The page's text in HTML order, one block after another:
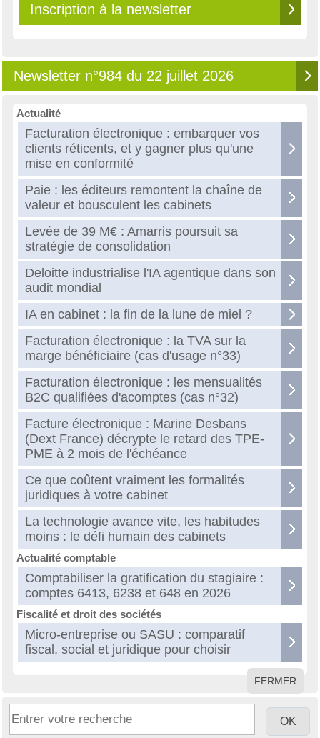
Inscription à la newsletter
Newsletter n°984 du 22 juillet 2026
Actualité
Facturation électronique : embarquer vos
clients réticents, et y gagner plus qu'une
mise en conformité
Paie : les éditeurs remontent la chaîne de
valeur et bousculent les cabinets
Levée de 39 M€ : Amarris poursuit sa
stratégie de consolidation
Deloitte industrialise l'IA agentique dans son
audit mondial
IA en cabinet : la fin de la lune de miel ?
Facturation électronique : la TVA sur la
marge bénéficiaire (cas d'usage n°33)
Facturation électronique : les mensualités
B2C qualifiées d'acomptes (cas n°32)
Facture électronique : Marine Desbans
(Dext France) décrypte le retard des TPE-
PME à 2 mois de l'échéance
Ce que coûtent vraiment les formalités
juridiques à votre cabinet
La technologie avance vite, les habitudes
moins : le défi humain des cabinets
Actualité comptable
Comptabiliser la gratification du stagiaire :
comptes 6413, 6238 et 648 en 2026
Fiscalité et droit des sociétés
Micro-entreprise ou SASU : comparatif
fiscal, social et juridique pour choisir
FERMER